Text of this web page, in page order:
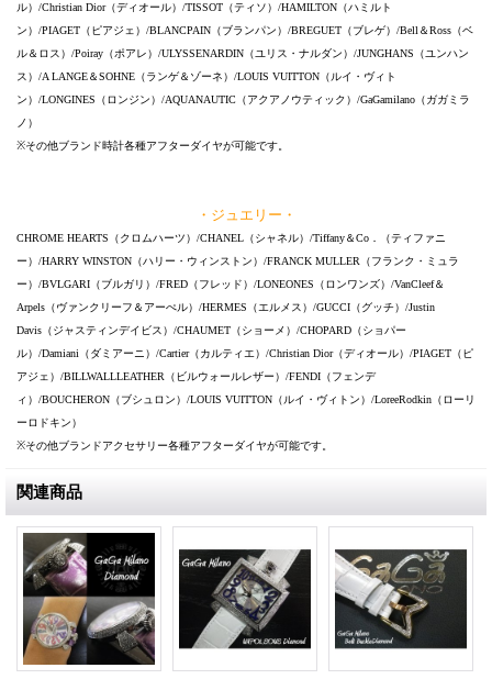
ル）/Christian Dior（ディオール）/TISSOT（ティソ）/HAMILTON（ハミルト
ン）/PIAGET（ピアジェ）/BLANCPAIN（ブランパン）/BREGUET（ブレゲ）/Bell＆Ross（ベ
ル＆ロス）/Poiray（ポアレ）/ULYSSENARDIN（ユリス・ナルダン）/JUNGHANS（ユンハン
ス）/A LANGE＆SOHNE（ランゲ＆ゾーネ）/LOUIS VUITTON（ルイ・ヴィト
ン）/LONGINES（ロンジン）/AQUANAUTIC（アクアノウティック）/GaGamilano（ガガミラ
ノ）
※その他ブランド時計各種アフターダイヤが可能です。
・ジュエリー・
CHROME HEARTS（クロムハーツ）/CHANEL（シャネル）/Tiffany＆Co．（ティファニ
ー）/HARRY WINSTON（ハリー・ウィンストン）/FRANCK MULLER（フランク・ミュラ
ー）/BVLGARI（ブルガリ）/FRED（フレッド）/LONEONES（ロンワンズ）/VanCleef＆
Arpels（ヴァンクリーフ＆アーぺル）/HERMES（エルメス）/GUCCI（グッチ）/Justin
Davis（ジャスティンデイビス）/CHAUMET（ショーメ）/CHOPARD（ショパー
ル）/Damiani（ダミアーニ）/Cartier（カルティエ）/Christian Dior（ディオール）/PIAGET（ピ
アジェ）/BILLWALLLEATHER（ビルウォールレザー）/FENDI（フェンデ
ィ）/BOUCHERON（ブシュロン）/LOUIS VUITTON（ルイ・ヴィトン）/LoreeRodkin（ローリ
ーロドキン）
※その他ブランドアクセサリー各種アフターダイヤが可能です。
関連商品